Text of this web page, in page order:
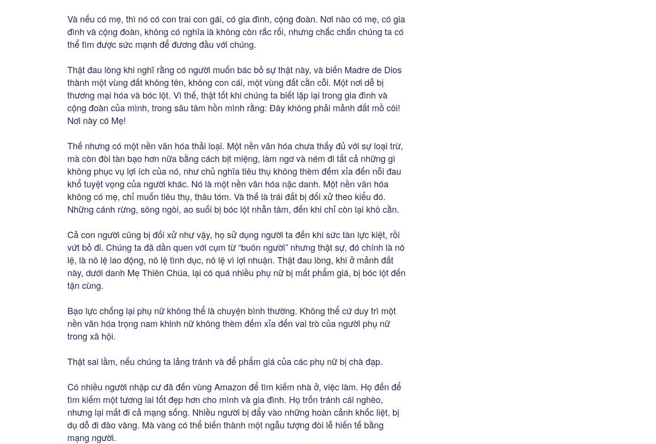
Và nếu có mẹ, thì nó có con trai con gái, có gia đình, cộng đoàn. Nơi nào có mẹ, có gia
đình và cộng đoàn, không có nghĩa là không còn rắc rối, nhưng chắc chắn chúng ta có
thể tìm được sức mạnh để đương đầu với chúng.
Thật đau lòng khi nghĩ rằng có người muốn bác bỏ sự thật này, và biến Madre de Dios
thành một vùng đất không tên, không con cái, một vùng đất cằn cỗi. Một nơi dễ bị
thương mại hóa và bóc lột. Vì thế, thật tốt khi chúng ta biết lặp lại trong gia đình và
cộng đoàn của mình, trong sâu tâm hồn mình rằng: Đây không phải mảnh đất mồ côi!
Nơi này có Mẹ!
Thế nhưng có một nền văn hóa thải loại. Một nền văn hóa chưa thấy đủ với sự loại trừ,
mà còn đòi tàn bạo hơn nữa bằng cách bịt miệng, làm ngơ và ném đi tất cả những gì
không phục vụ lợi ích của nó, như chủ nghĩa tiêu thụ không thèm đếm xỉa đến nỗi đau
khổ tuyệt vọng của người khác. Nó là một nền văn hóa nặc danh. Một nền văn hóa
không có mẹ, chỉ muốn tiêu thụ, thâu tóm. Và thế là trái đất bị đối xử theo kiểu đó.
Những cánh rừng, sông ngòi, ao suối bị bóc lột nhẫn tâm, đến khi chỉ còn lại khô cằn.
Cả con người cũng bị đối xử như vậy, họ sử dụng người ta đến khi sức tàn lực kiệt, rồi
vứt bỏ đi. Chúng ta đã dần quen với cụm từ “buôn người” nhưng thật sự, đó chính là nô
lệ, là nô lệ lao động, nô lệ tình dục, nô lệ vì lợi nhuận. Thật đau lòng, khi ở mảnh đất
này, dưới danh Mẹ Thiên Chúa, lại có quá nhiều phụ nữ bị mất phẩm giá, bị bóc lột đến
tận cùng.
Bạo lực chống lại phụ nữ không thể là chuyện bình thường. Không thể cứ duy trì một
nền văn hóa trọng nam khinh nữ không thèm đếm xỉa đến vai trò của người phụ nữ
trong xã hội.
Thật sai lầm, nếu chúng ta lảng tránh và để phẩm giá của các phụ nữ bị chà đạp.
Có nhiều người nhập cư đã đến vùng Amazon để tìm kiếm nhà ở, việc làm. Họ đến để
tìm kiếm một tương lai tốt đẹp hơn cho mình và gia đình. Họ trốn tránh cái nghèo,
nhưng lại mất đi cả mạng sống. Nhiều người bị đẩy vào những hoàn cảnh khốc liệt, bị
dụ dỗ đi đào vàng. Mà vàng có thể biến thành một ngẫu tượng đòi lễ hiến tế bằng
mạng người.